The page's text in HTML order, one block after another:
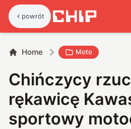
powrót
Home Moto
Chińczycy
rękawicę
sportowy